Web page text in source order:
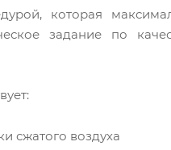
которая
задание по
сжатого воздуха